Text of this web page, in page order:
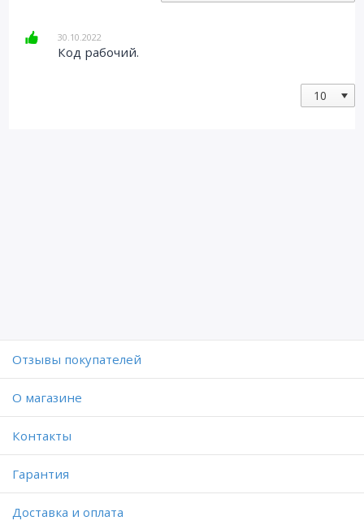
30.10.2022
Код рабочий.
Отзывы покупателей
O магазине
Контакты
Гарантия
Доставка и оплата